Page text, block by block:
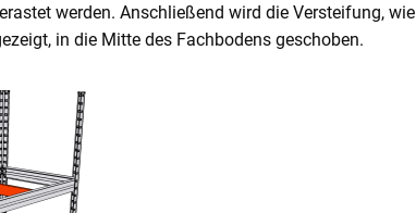
werden. Anschließend wird die Versteifung, wie
in die Mitte des Fachbodens geschoben.